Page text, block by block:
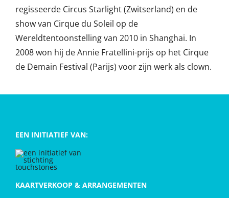
regisseerde Circus Starlight (Zwitserland) en de
show van Cirque du Soleil op de
Wereldtentoonstelling van 2010 in Shanghai. In
2008 won hij de Annie Fratellini-prijs op het Cirque
de Demain Festival (Parijs) voor zijn werk als clown.
EEN INITIATIEF VAN:
KAARTVERKOOP & ARRANGEMENTEN